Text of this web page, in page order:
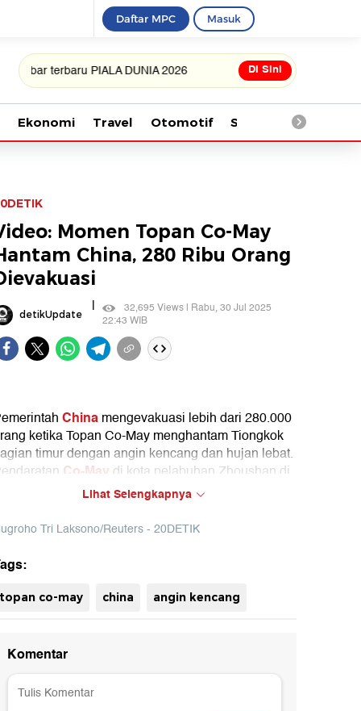
Daftar MPC Masuk
terbaru PIALA DUNIA 2026 Di Sini
Ekonomi Travel Otomotif Saintek
Momen Topan Co-May
China, 280 Ribu Orang
detikUpdate |
32,695 Views | Rabu, 30 Jul 2025
22:43 WIB
China mengevakuasi lebih dari 280.000
ketika Topan Co-May menghantam Tiongkok
timur dengan angin kencang dan hujan lebat.
Co-May di kota pelabuhan Zhoushan di
provinsi Zhejiang pada dini hari Rabu segera diikuti
oleh peringatan tsunami setelah gempa bumi dasyat
Rusia.
Lihat Selengkapnya
Tri Laksono/Reuters - 20DETIK
topan co-may china angin kencang